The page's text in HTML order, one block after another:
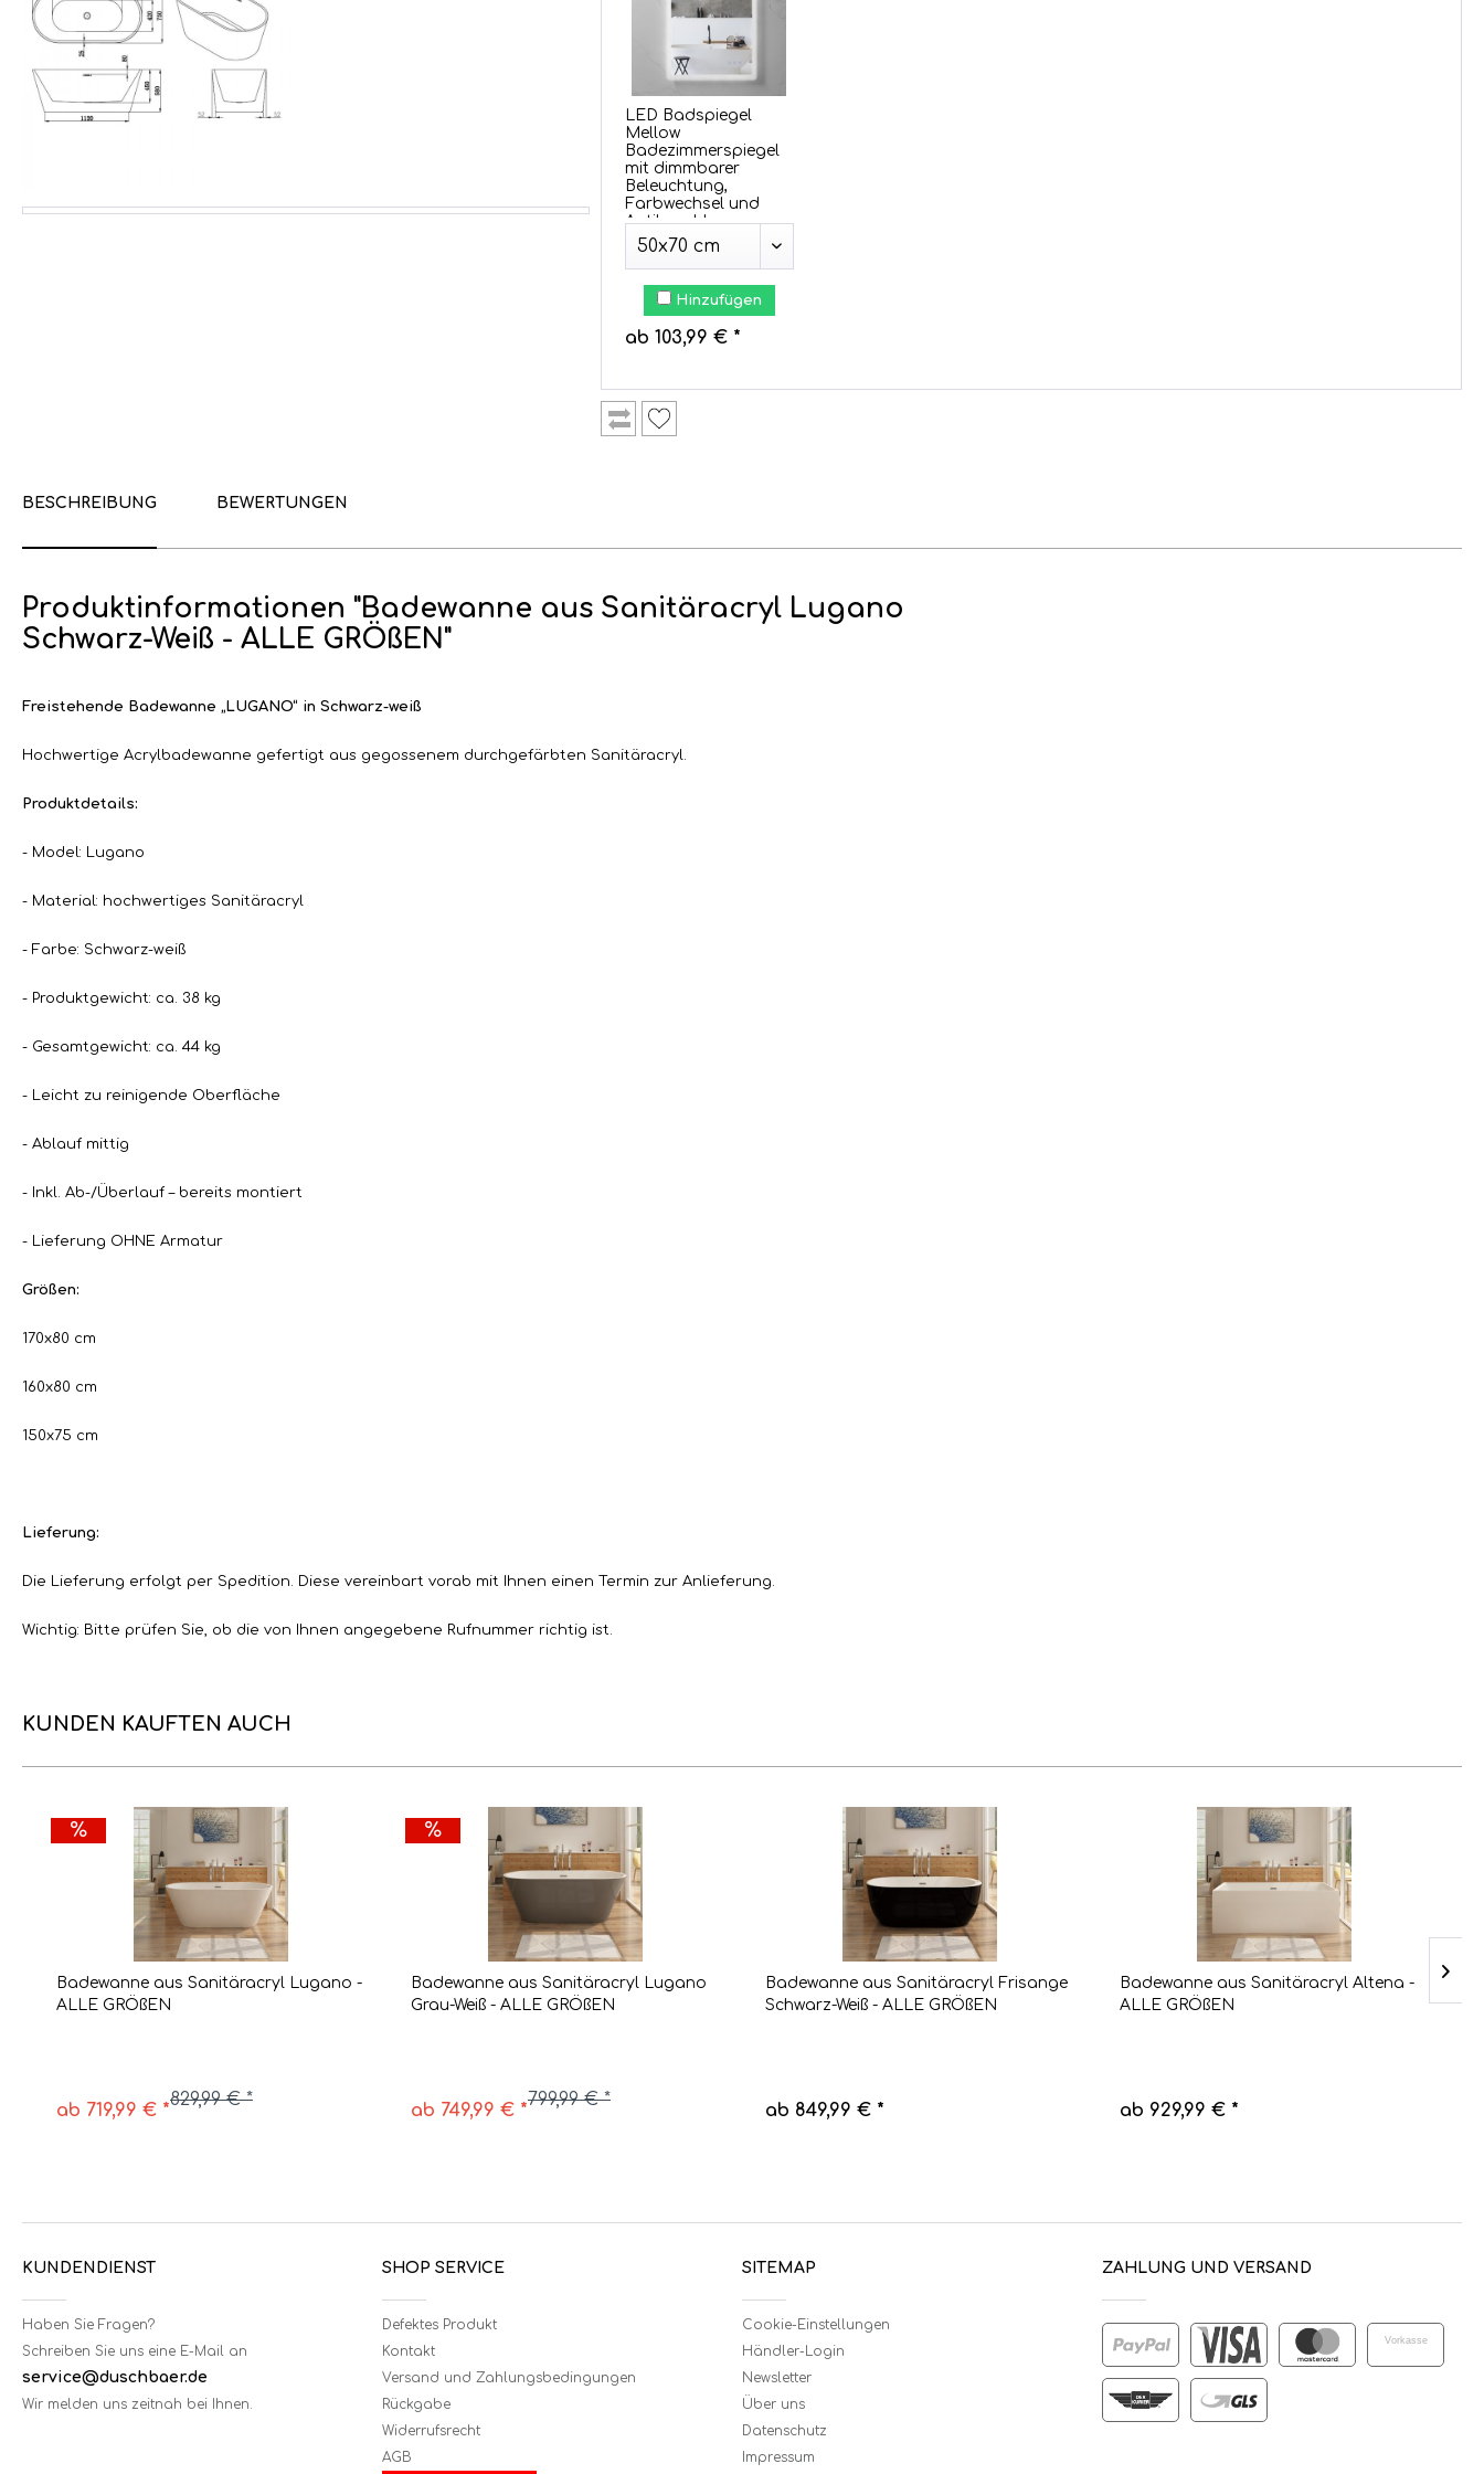
LED Badspiegel
Mellow
Badezimmerspiegel
mit dimmbarer
Beleuchtung,
Farbwechsel und
Antibeschlag-
Funktion IP44
Hinzufügen
ab 103,99 € *
BESCHREIBUNG BEWERTUNGEN
Produktinformationen "Badewanne aus Sanitäracryl Lugano
Schwarz-Weiß - ALLE GRÖßEN"
Freistehende Badewanne „LUGANO“ in Schwarz-weiß
Hochwertige Acrylbadewanne gefertigt aus gegossenem durchgefärbten Sanitäracryl.
Produktdetails:
- Model: Lugano
- Material: hochwertiges Sanitäracryl
- Farbe: Schwarz-weiß
- Produktgewicht: ca. 38 kg
- Gesamtgewicht: ca. 44 kg
- Leicht zu reinigende Oberfläche
- Ablauf mittig
- Inkl. Ab-/Überlauf – bereits montiert
- Lieferung OHNE Armatur
Größen:
170x80 cm
160x80 cm
150x75 cm
Lieferung:
Die Lieferung erfolgt per Spedition. Diese vereinbart vorab mit Ihnen einen Termin zur Anlieferung.
Wichtig: Bitte prüfen Sie, ob die von Ihnen angegebene Rufnummer richtig ist.
KUNDEN KAUFTEN AUCH
Badewanne aus Sanitäracryl Lugano -
ALLE GRÖßEN
ab 719,99 € *
829,99 € *
Badewanne aus Sanitäracryl Lugano
Grau-Weiß - ALLE GRÖßEN
ab 749,99 € *
799,99 € *
Badewanne aus Sanitäracryl Frisange
Schwarz-Weiß - ALLE GRÖßEN
ab 849,99 € *
Badewanne aus Sanitäracryl Altena -
ALLE GRÖßEN
ab 929,99 € *
KUNDENDIENST
Haben Sie Fragen?
Schreiben Sie uns eine E-Mail an
service@duschbaer.de
Wir melden uns zeitnah bei Ihnen.
SHOP SERVICE
Defektes Produkt
Kontakt
Versand und Zahlungsbedingungen
Rückgabe
Widerrufsrecht
AGB
SITEMAP
Cookie-Einstellungen
Händler-Login
Newsletter
Über uns
Datenschutz
Impressum
ZAHLUNG UND VERSAND
Vorkasse